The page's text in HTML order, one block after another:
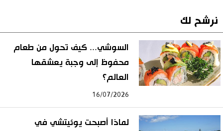
نرشح لك
السوشي... كيف تحول من طعام
محفوظ إلى وجبة يعشقها
العالم؟
16/07/2026
لماذا أصبحت يوئيتشي في